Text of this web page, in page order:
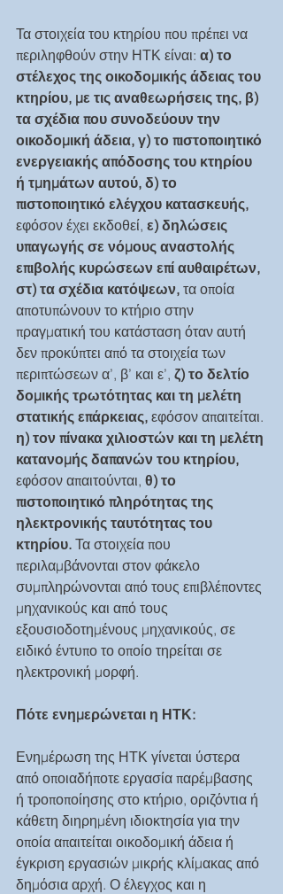
Τα στοιχεία του κτηρίου που πρέπει να
περιληφθούν στην ΗΤΚ είναι: α) το
στέλεχος της οικοδομικής άδειας του
κτηρίου, με τις αναθεωρήσεις της, β)
τα σχέδια που συνοδεύουν την
οικοδομική άδεια, γ) το πιστοποιητικό
ενεργειακής απόδοσης του κτηρίου
ή τμημάτων αυτού, δ) το
πιστοποιητικό ελέγχου κατασκευής,
εφόσον έχει εκδοθεί, ε) δηλώσεις
υπαγωγής σε νόμους αναστολής
επιβολής κυρώσεων επί αυθαιρέτων,
στ) τα σχέδια κατόψεων, τα οποία
αποτυπώνουν το κτήριο στην
πραγματική του κατάσταση όταν αυτή
δεν προκύπτει από τα στοιχεία των
περιπτώσεων α’, β’ και ε’, ζ) το δελτίο
δομικής τρωτότητας και τη μελέτη
στατικής επάρκειας, εφόσον απαιτείται.
η) τον πίνακα χιλιοστών και τη μελέτη
κατανομής δαπανών του κτηρίου,
εφόσον απαιτούνται, θ) το
πιστοποιητικό πληρότητας της
ηλεκτρονικής ταυτότητας του
κτηρίου. Τα στοιχεία που
περιλαμβάνονται στον φάκελο
συμπληρώνονται από τους επιβλέποντες
μηχανικούς και από τους
εξουσιοδοτημένους μηχανικούς, σε
ειδικό έντυπο το οποίο τηρείται σε
ηλεκτρονική μορφή.
Πότε ενημερώνεται η ΗΤΚ:
Ενημέρωση της ΗΤΚ γίνεται ύστερα
από οποιαδήποτε εργασία παρέμβασης
ή τροποποίησης στο κτήριο, οριζόντια ή
κάθετη διηρημένη ιδιοκτησία για την
οποία απαιτείται οικοδομική άδεια ή
έγκριση εργασιών μικρής κλίμακας από
δημόσια αρχή. Ο έλεγχος και η